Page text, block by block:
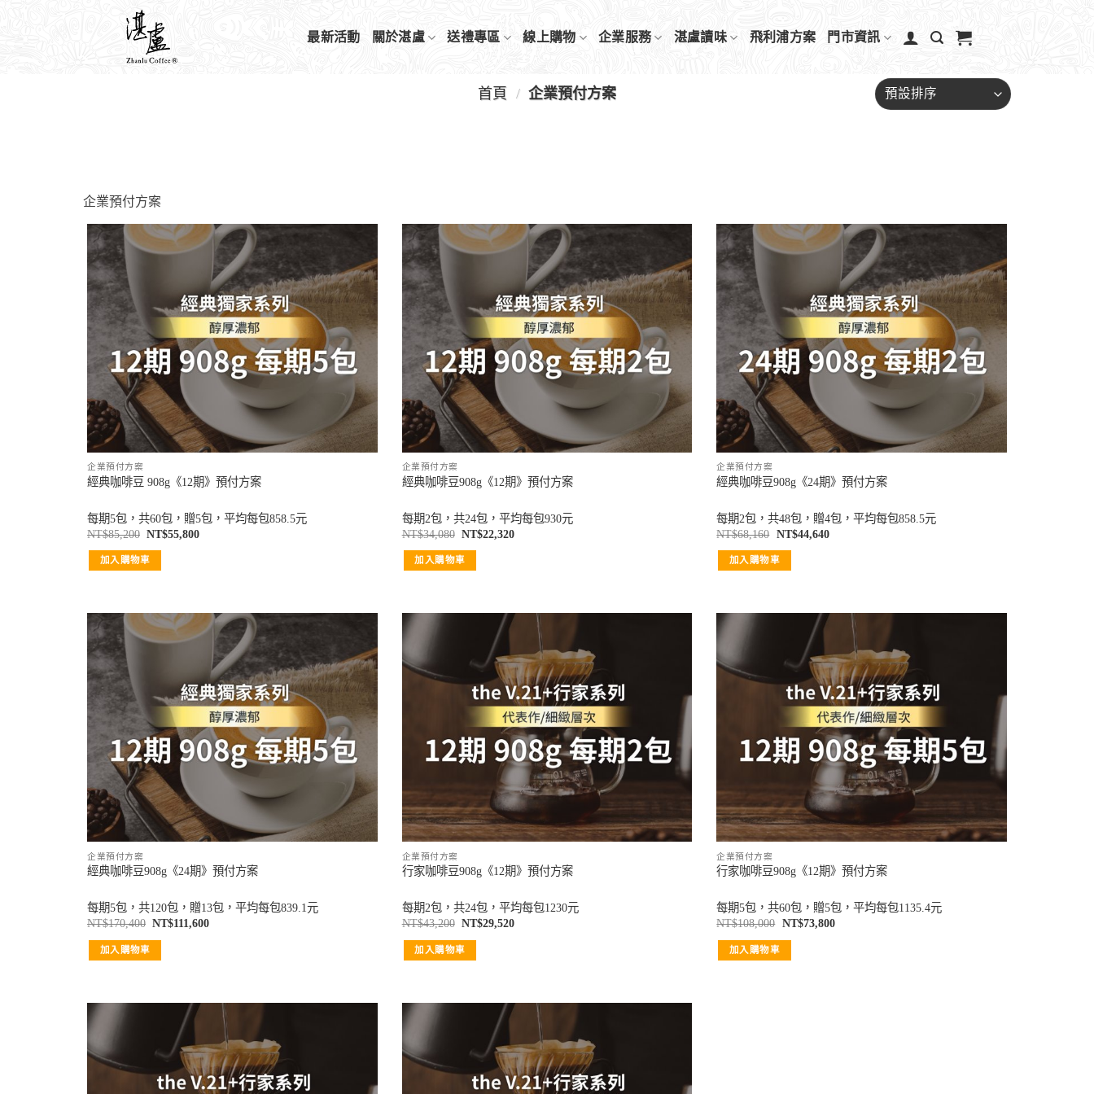
最新活動 關於湛盧 送禮專區 線上購物 企業服務 湛盧讀味 飛利浦方案 門市資訊
首頁 / 企業預付方案
企業預付方案
企業預付方案
經典咖啡豆 908g《12期》預付方案
每期5包，共60包，贈5包，平均每包858.5元
NT$85,200 NT$55,800
加入購物車
企業預付方案
經典咖啡豆908g《12期》預付方案
每期2包，共24包，平均每包930元
NT$34,080 NT$22,320
加入購物車
企業預付方案
經典咖啡豆908g《24期》預付方案
每期2包，共48包，贈4包，平均每包858.5元
NT$68,160 NT$44,640
加入購物車
企業預付方案
經典咖啡豆908g《24期》預付方案
每期5包，共120包，贈13包，平均每包839.1元
NT$170,400 NT$111,600
加入購物車
企業預付方案
行家咖啡豆908g《12期》預付方案
每期2包，共24包，平均每包1230元
NT$43,200 NT$29,520
加入購物車
企業預付方案
行家咖啡豆908g《12期》預付方案
每期5包，共60包，贈5包，平均每包1135.4元
NT$108,000 NT$73,800
加入購物車